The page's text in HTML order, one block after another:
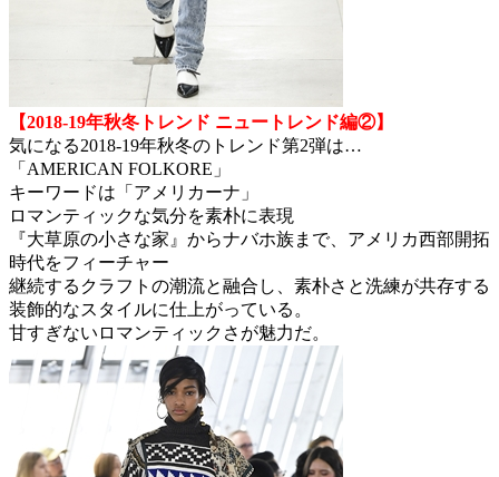
【2018-19年秋冬トレンド ニュートレンド編②】
気になる2018-19年秋冬のトレンド第2弾は…
「AMERICAN FOLKORE」
キーワードは「アメリカーナ」
ロマンティックな気分を素朴に表現
『大草原の小さな家』からナバホ族まで、アメリカ西部開拓
時代をフィーチャー
継続するクラフトの潮流と融合し、素朴さと洗練が共存する
装飾的なスタイルに仕上がっている。
甘すぎないロマンティックさが魅力だ。